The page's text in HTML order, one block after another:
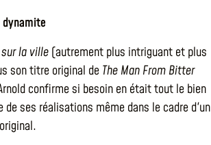
sur la ville (autrement plus intriguant et plus
son titre original de The Man From Bitter
confirme si besoin en était tout le bien
de ses réalisations même dans le cadre d'un